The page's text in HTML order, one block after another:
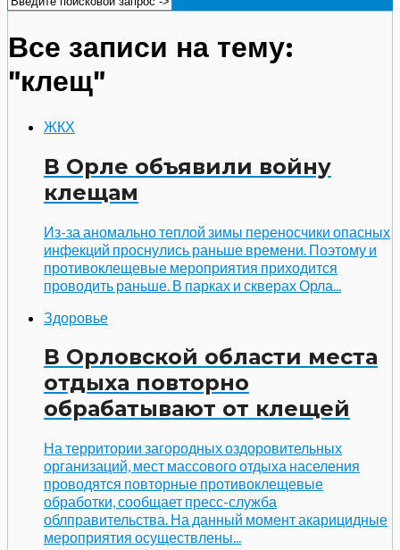
Все записи на тему:
"клещ"
ЖКХ
В Орле объявили войну
клещам
Из-за аномально теплой зимы переносчики опасных
инфекций проснулись раньше времени. Поэтому и
противоклещевые мероприятия приходится
проводить раньше. В парках и скверах Орла...
Здоровье
В Орловской области места
отдыха повторно
обрабатывают от клещей
На территории загородных оздоровительных
организаций, мест массового отдыха населения
проводятся повторные противоклещевые
обработки, сообщает пресс-служба
облправительства. На данный момент акарицидные
мероприятия осуществлены...